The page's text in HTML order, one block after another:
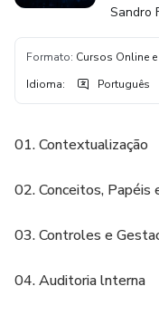
Sandro
Formato: Cursos Online
Idioma: Português
01. Contextualização
02. Conceitos, Papéis
03. Controles e
04. Auditoria lnterna